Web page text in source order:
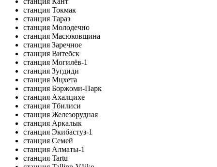
станция Токмак
станция Тараз
станция Молодечно
станция Масюковщина
станция Заречное
станция Витебск
станция Могилёв-1
станция Зугдиди
станция Мцхета
станция Боржоми-Парк
станция Ахалцихе
станция Тбилиси
станция Железорудная
станция Аркалык
станция Экибастуз-1
станция Семей
станция Алматы-1
станция Tartu